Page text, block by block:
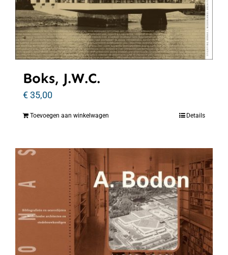
Boks, J.W.C.
€35,00
Toevoegen aan winkelwagen Details